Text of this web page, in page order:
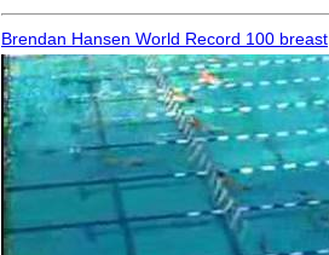
Brendan Hansen World Record 100 breast